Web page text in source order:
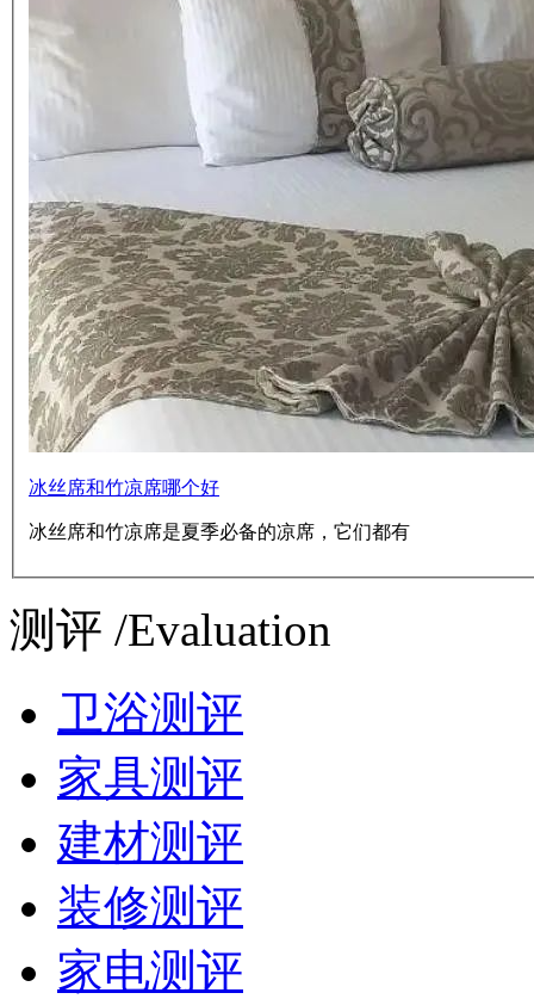
冰丝席和竹凉席哪个好
冰丝席和竹凉席是夏季必备的凉席，它们都有
测评 /Evaluation
卫浴测评
家具测评
建材测评
装修测评
家电测评